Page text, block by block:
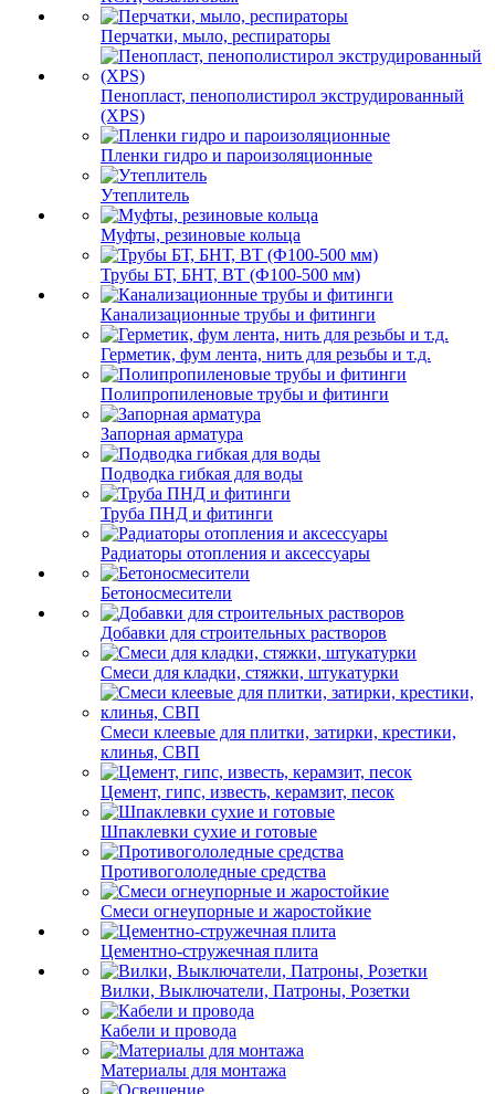
Перчатки, мыло, респираторы
Пенопласт, пенополистирол экструдированный
(XPS)
Пленки гидро и пароизоляционные
Утеплитель
Муфты, резиновые кольца
Трубы БТ, БНТ, ВТ (Ф100-500 мм)
Канализационные трубы и фитинги
Герметик, фум лента, нить для резьбы и т.д.
Полипропиленовые трубы и фитинги
Запорная арматура
Подводка гибкая для воды
Труба ПНД и фитинги
Радиаторы отопления и аксессуары
Бетоносмесители
Добавки для строительных растворов
Смеси для кладки, стяжки, штукатурки
Смеси клеевые для плитки, затирки, крестики,
клинья, СВП
Цемент, гипс, известь, керамзит, песок
Шпаклевки сухие и готовые
Противогололедные средства
Смеси огнеупорные и жаростойкие
Цементно-стружечная плита
Вилки, Выключатели, Патроны, Розетки
Кабели и провода
Материалы для монтажа